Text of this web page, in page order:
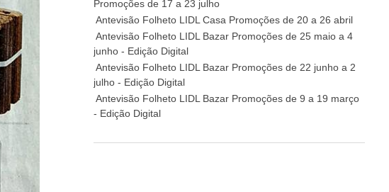
Promoções de 17 a 23 julho
Antevisão Folheto LIDL Casa Promoções de 20 a 26 abril
Antevisão Folheto LIDL Bazar Promoções de 25 maio a 4
junho - Edição Digital
Antevisão Folheto LIDL Bazar Promoções de 22 junho a 2
julho - Edição Digital
Antevisão Folheto LIDL Bazar Promoções de 9 a 19 março
- Edição Digital